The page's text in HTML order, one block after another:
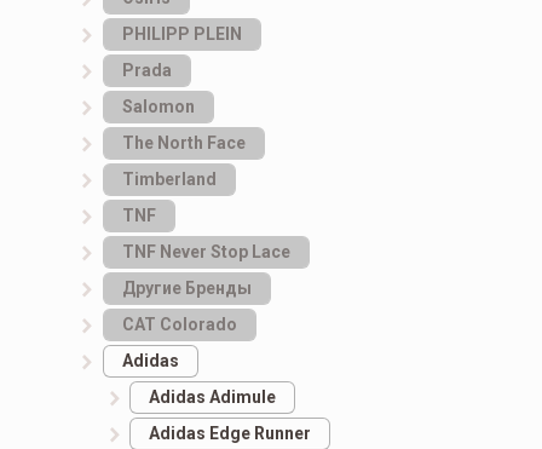
PHILIPP PLEIN
Prada
Salomon
The North Face
Timberland
TNF
TNF Never Stop Lace
Другие Бренды
САТ Colorado
Adidas
Adidas Adimule
Adidas Edge Runner